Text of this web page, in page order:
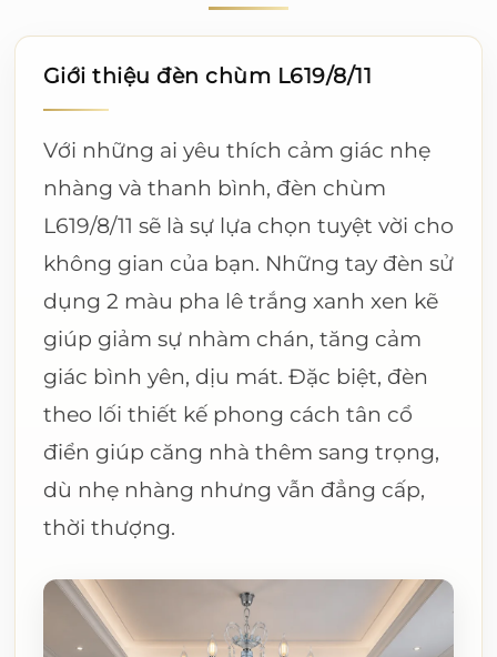
Giới thiệu đèn chùm L619/8/11
Với những ai yêu thích cảm giác nhẹ
nhàng và thanh bình, đèn chùm
L619/8/11 sẽ là sự lựa chọn tuyệt vời cho
không gian của bạn. Những tay đèn sử
dụng 2 màu pha lê trắng xanh xen kẽ
giúp giảm sự nhàm chán, tăng cảm
giác bình yên, dịu mát. Đặc biệt, đèn
theo lối thiết kế phong cách tân cổ
điển giúp căng nhà thêm sang trọng,
dù nhẹ nhàng nhưng vẫn đẳng cấp,
thời thượng.